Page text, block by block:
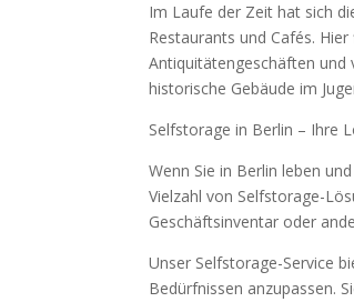
Im Laufe der Zeit hat sich
Restaurants und Cafés.
Antiquitätengeschäften und
historische Gebäude im
Selfstorage in Berlin – Ihre
Wenn Sie in Berlin leben
Vielzahl von Selfstorage-
Geschäftsinventar oder
Unser Selfstorage-Service
Bedürfnissen anzupassen.